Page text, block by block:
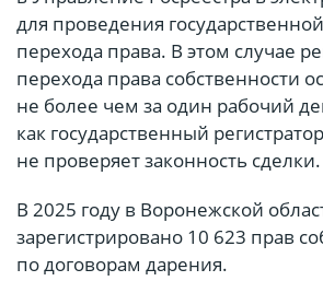
для проведения
перехода права. В этом случае
перехода права собственности
не более чем за один рабочий
как государственный
не проверяет законность сделки.
В 2025 году в Воронежской
зарегистрировано 10 623 прав
по договорам дарения.